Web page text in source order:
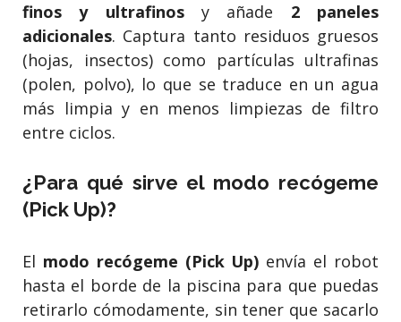
finos y ultrafinosy añade 2 paneles
adicionales. Captura tanto residuos gruesos
(hojas, insectos) como partículas ultrafinas
(polen, polvo), lo que se traduce en un agua
más limpia y en menos limpiezas de filtro
entre ciclos.
¿Para qué sirve el modo recógeme
(Pick Up)?
El modo recógeme (Pick Up) envía el robot
hasta el borde de la piscina para que puedas
retirarlo cómodamente, sin tener que sacarlo